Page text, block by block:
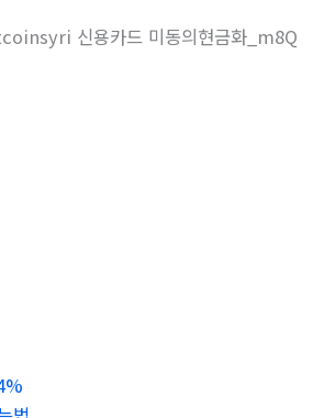
신용카드 미동의현금화_m8Q